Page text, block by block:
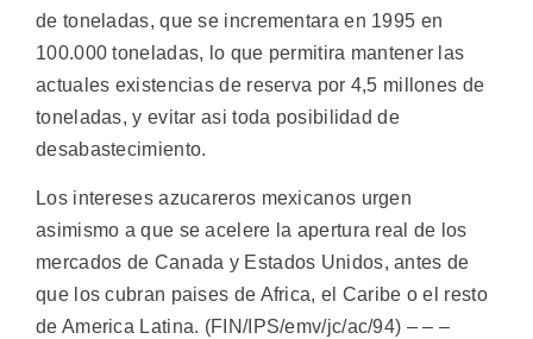
de toneladas, que se incrementara en 1995 en
100.000 toneladas, lo que permitira mantener las
actuales existencias de reserva por 4,5 millones de
toneladas, y evitar asi toda posibilidad de
desabastecimiento.
Los intereses azucareros mexicanos urgen
asimismo a que se acelere la apertura real de los
mercados de Canada y Estados Unidos, antes de
que los cubran paises de Africa, el Caribe o el resto
de America Latina. (FIN/IPS/emv/jc/ac/94) – – –